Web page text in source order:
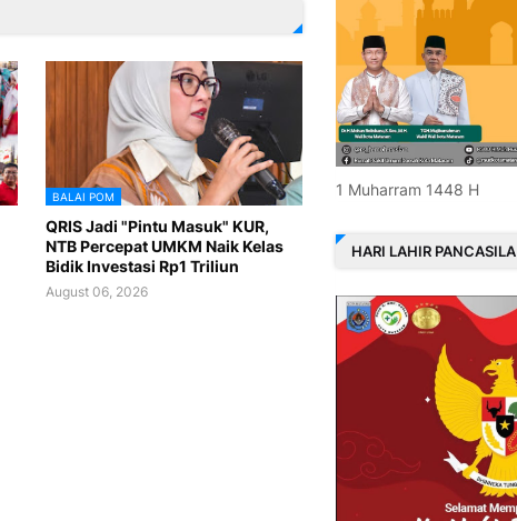
BALAI POM
QRIS Jadi "Pintu Masuk" KUR,
NTB Percepat UMKM Naik Kelas
Bidik Investasi Rp1 Triliun
August 06, 2026
1 Muharram 1448 H
HARI LAHIR PANCASILA